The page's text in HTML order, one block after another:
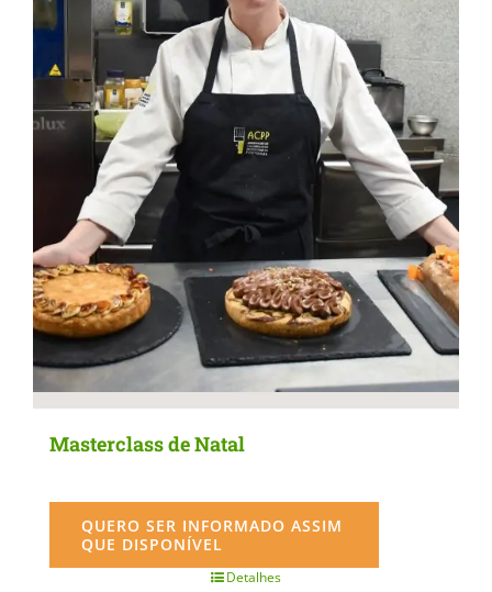
Masterclass de Natal
QUERO SER INFORMADO ASSIM
QUE DISPONÍVEL
Detalhes